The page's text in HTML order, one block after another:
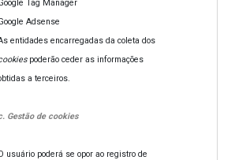
Tag Manager
Adsense
entidades encarregadas da coleta dos
poderão ceder as informações
a terceiros.
Gestão de cookies
usuário poderá se opor ao registro de